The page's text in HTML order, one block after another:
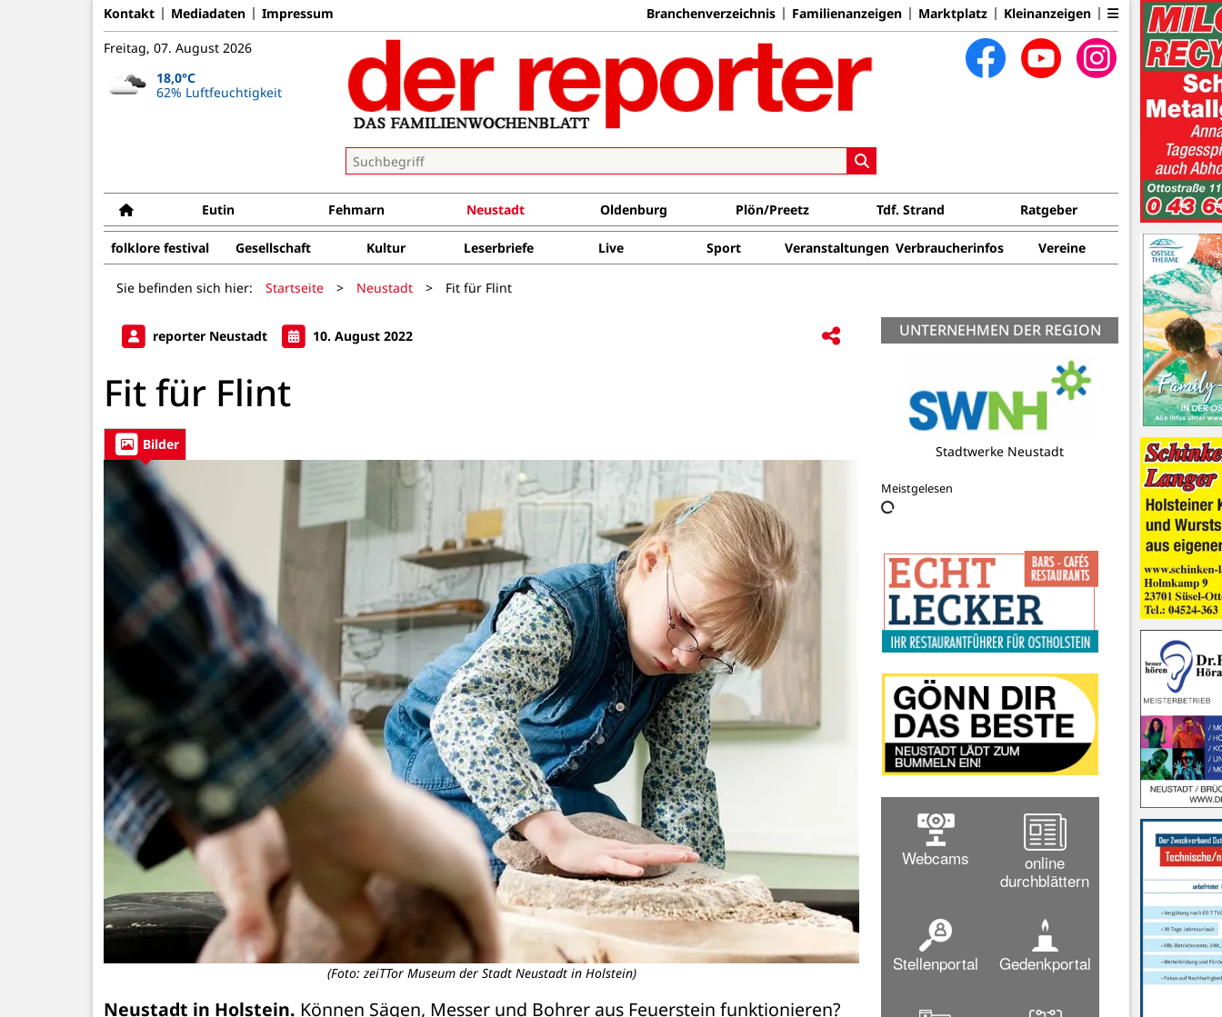
Kontakt Mediadaten Impressum Branchenverzeichnis Familienanzeigen Marktplatz Kleinanzeigen
Freitag, 07. August 2026
18,0°C
62% Luftfeuchtigkeit
Eutin Fehmarn Neustadt Oldenburg Plön/Preetz Tdf. Strand Ratgeber
folklore festival Gesellschaft Kultur Leserbriefe Live Sport Veranstaltungen Verbraucherinfos Vereine
Sie befinden sich hier: Startseite > Neustadt > Fit für Flint
reporter Neustadt 10. August 2022
Fit für Flint
Bilder
(Foto: zeiTTor Museum der Stadt Neustadt in Holstein)
Neustadt in Holstein. Können Sägen, Messer und Bohrer aus Feuerstein funktionieren?
UNTERNEHMEN DER REGION
Tourist-Info Pelzerhaken
Meistgelesen
Webcams
online
durchblättern
Stellenportal Gedenkportal